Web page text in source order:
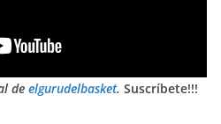
de elgurudelbasket. Suscríbete!!!